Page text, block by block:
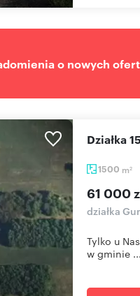
o nowych
1500 m2
Działka
61 000
działka
Tylko u
w gminie ...